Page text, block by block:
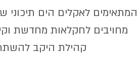
המתאימים לאקלים הים תיכוני
מחויבים לחקלאות מחדשת
קהילת היקב